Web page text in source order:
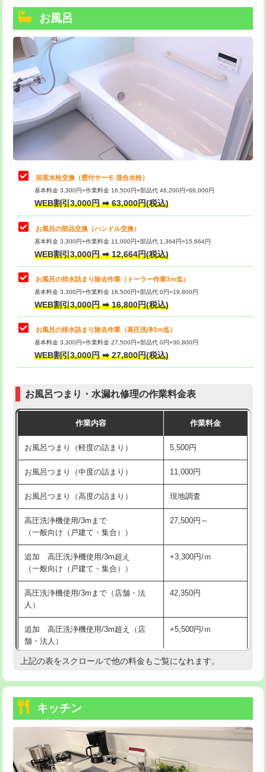
トーラー機使用/3mまで
追加トーラー機使用/3m超え
カメラ調査 33,000円
桝清掃 8,800円
止水・漏水調査・防水処理・清掃・修
理・調整・分解・加工など（軽作業）
止水・漏水調査・防水処理・清掃・修
理・調整・分解・加工など（中作業）
22,000円
止水・漏水調査・防水処理・清掃・修
理・調整・分解・加工など（重作業）
33,000円
トイレタンク脱着
トイレ便器脱着
タンクレストイレ脱着 33,000円
小便器トイレ脱着
その他部品の脱着 8,800円～
交換・取付（タンク）
交換・取付（普通便座） 11,000円+材料費
交換・取付（温水洗浄便座） 16,500円+材料費
交換・取付(単水栓（壁付・デッキ
式）)
13,200円+材料費
交換・取付(混合水栓（壁付・デッキ
式・ワンホール）)
16,500円+材料費
交換・取付(排水栓・排水トラップ
（P/S/ポップアップ））
22,000円+材料費
交換・取付（その他部品） 11,000円+材料費
持込商品取付（単水栓） 13,200円
持込商品取付（混合水栓）
持込商品取付（浄水器・分岐水栓） 16,500円
持込商品取付（温水洗浄便座） 22,000円
持込商品取付（普通便座⇔温水洗浄便
22,000円
給水管工事※（ホール加工)
給水管工事※（バンド止め) 3,300円
給水管工事※（支持金具設置) 5,500円
お風呂
浴室水栓交換（壁付サーモ 混合水栓）
基本料金 3,300円+作業料金 16,500円+部品代 46,200円=66,000円
WEB割引3,000円 ➡ 63,000円(税込)
お風呂の部品交換（ハンドル交換）
基本料金 3,300円+作業料金 11,000円+部品代 1,364円=15,664円
WEB割引3,000円 ➡ 12,664円(税込)
お風呂の排水詰まり除去作業（トーラー作業3ｍ迄）
基本料金 3,300円+作業料金 16,500円+部品代 0円=19,800円
WEB割引3,000円 ➡ 16,800円(税込)
お風呂の排水詰まり除去作業（高圧洗浄3ｍ迄）
基本料金 3,300円+作業料金 27,500円+部品代 0円=30,800円
WEB割引3,000円 ➡ 27,800円(税込)
お風呂つまり・水漏れ修理の作業料金表
作業内容 作業料金
お風呂つまり（軽度の詰まり） 5,500円
お風呂つまり（中度の詰まり） 11,000円
お風呂つまり（高度の詰まり） 現地調査
高圧洗浄機使用/3mまで
（一般向け（戸建て・集合））
27,500円～
追加 高圧洗浄機使用/3m超え
（一般向け（戸建て・集合））
+3,300円/ｍ
高圧洗浄機使用/3mまで（店舗・法
人）
42,350円
追加 高圧洗浄機使用/3m超え（店
舗・法人）
+5,500円/ｍ
高度高圧洗浄換 現地調査
トーラー機使用/3mまで
追加トーラー機使用/3m超え +3,300円
カメラ調査 33,000円
上記の表をスクロールで他の料金もご覧になれます。
キッチン